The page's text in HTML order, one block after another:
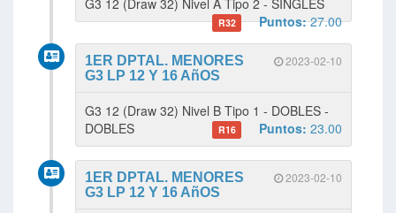
G3 12 (Draw 32) Nivel A Tipo 2 - SINGLES
R32 Puntos:27.00
2023-02-10
1ER DPTAL. MENORES
G3 LP 12 Y 16 AñOS
G3 12 (Draw 32) Nivel B Tipo 1 - DOBLES -
DOBLES
R16 Puntos: 23.00
2023-02-10
1ER DPTAL. MENORES
G3 LP 12 Y 16 AñOS